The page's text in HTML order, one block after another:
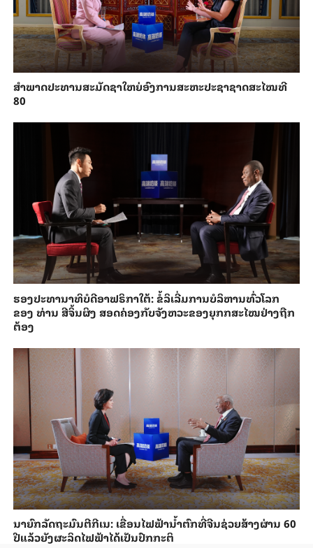
ສຳ​ພາດ​ປະ​ທານສະ​ມັດ​ຊາ​ໃຫຍ່​ອົງ​ການສະ​ຫະ​ປະ​ຊາ​ຊາດສະ​ໄໝ​ທີ
80
ຮອງ​ປະທາ​ນາ​ທິ​ບໍ​ດີອ​າ​ຟ​ຣິ​ກາ​ໃຕ້: ຂໍ້​ລິ​ເລີ່ມການ​ບໍ​ລິ​ຫານ​ທົ່ວ​ໂລກ​
ຂອງ ທ່ານ ສີ​ຈິ້ນ​ຜິງ ​ສ​ອດ​ຄ່ອງ​ກັບຈັງ​ຫວະ​ຂອງ​ຍຸກກ​ສະ​ໄໝ​ຢ່າງ​ຖືກ​
ຕ້ອງ
ນາ​ຍົກ​ລັດ​ຖະ​ມົນ​ຕີ​ກີ​ເນ: ເຂື່ອນ​ໄຟ​ຟ້າ​ນ້ຳ​ຕົກທີ່​ຈີນ​ຊ່ວຍ​ສ້າງ​ຜ່ານ 60
ປີ​ແລ້ວ​ຍັງ​ຜະ​ລິດ​ໄຟ​ຟ້າ​ໄດ້​ເປັນ​ປົກ​ກະ​ຕິ